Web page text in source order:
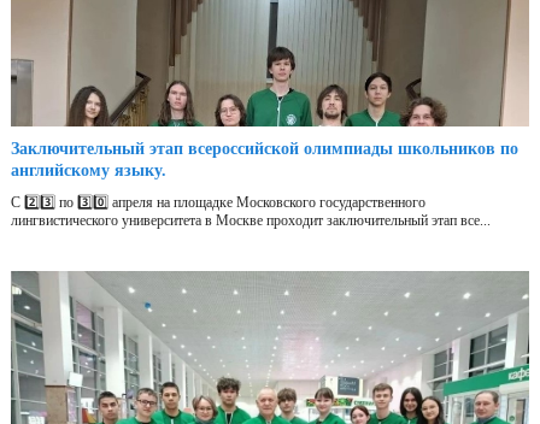
Заключительный этап всероссийской олимпиады школьников по
английскому языку.
С 2️⃣3️⃣ по 3️⃣0️⃣ апреля на площадке Московского государственного
лингвистического университета в Москве проходит заключительный этап все...